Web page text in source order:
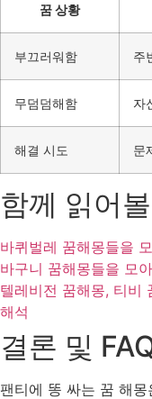
꿈 상황
부끄러워함 주
무덤덤해함 자
해결 시도 문
함께 읽어
바퀴벌레 꿈해몽들을
바구니 꿈해몽들을 모
텔레비전 꿈해몽, 티비
해석
결론 및
팬티에 똥 싸는 꿈 해